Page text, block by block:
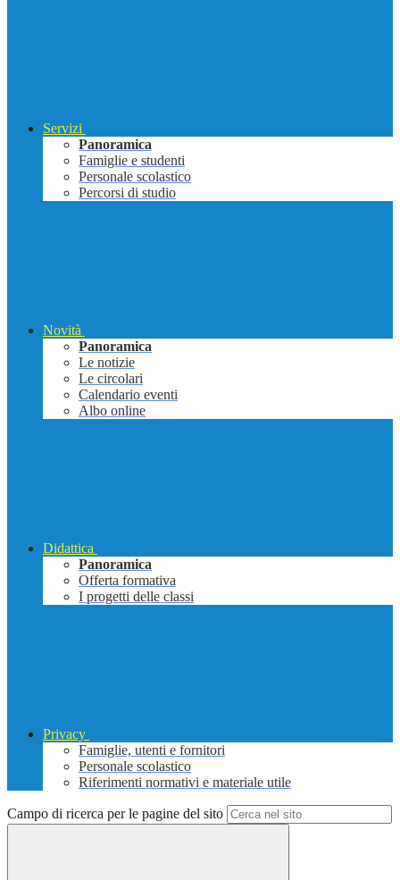
Servizi
Panoramica
Famiglie e studenti
Personale scolastico
Percorsi di studio
Novità
Panoramica
Le notizie
Le circolari
Calendario eventi
Albo online
Didattica
Panoramica
Offerta formativa
I progetti delle classi
Privacy
Famiglie, utenti e fornitori
Personale scolastico
Riferimenti normativi e materiale utile
Campo di ricerca per le pagine del sito